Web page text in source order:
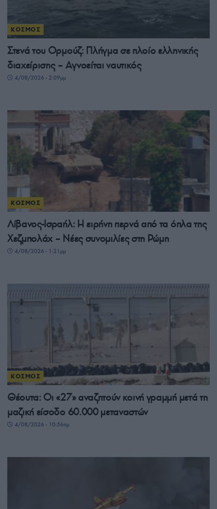
ΚΟΣΜΟΣ
Στενά του Ορμούζ: Πλήγμα σε πλοίο ελληνικής
διαχείρισης – Αγνοείται ναυτικός
4/08/2026 - 2:09μμ
ΚΟΣΜΟΣ
Λίβανος-Ισραήλ: Η ειρήνη περνά από τα όπλα της
Χεζμπολάχ – Νέες συνομιλίες στη Ρώμη
4/08/2026 - 1:21μμ
ΚΟΣΜΟΣ
Θέουτα: Οι «27» αναζητούν κοινή γραμμή μετά τη
μαζική είσοδο 60.000 μεταναστών
4/08/2026 - 10:56πμ